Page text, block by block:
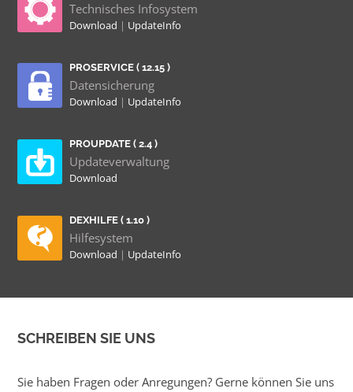
Technisches Infosystem
Download | UpdateInfo
PROSERVICE ( 12.15 )
Datensicherung
Download | UpdateInfo
PROUPDATE ( 2.4 )
Updateverwaltung
Download
DEXHILFE ( 1.10 )
Hilfesystem
Download | UpdateInfo
SCHREIBEN SIE UNS
Sie haben Fragen oder Anregungen? Gerne können Sie uns